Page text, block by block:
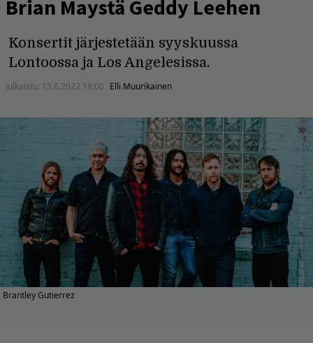
Brian Maystä Geddy Leehen
Konsertit järjestetään syyskuussa
Lontoossa ja Los Angelesissa.
Julkaistu: 15.6.2022 18:00 Elli Muurikainen
Brantley Gutierrez